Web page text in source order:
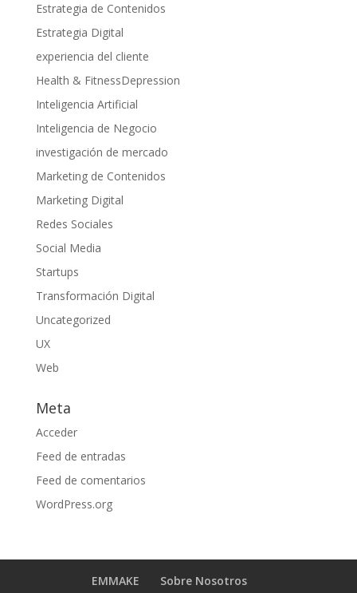
Estrategia de Contenidos
Estrategia Digital
experiencia del cliente
Health & FitnessDepression
Inteligencia Artificial
Inteligencia de Negocio
investigación de mercado
Marketing de Contenidos
Marketing Digital
Redes Sociales
Social Media
Startups
Transformación Digital
Uncategorized
UX
Web
Meta
Acceder
Feed de entradas
Feed de comentarios
WordPress.org
EMMAKE
Sobre Nosotros